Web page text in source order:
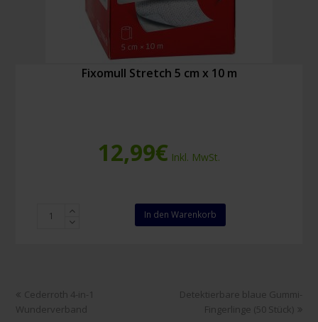
Fixomull Stretch 5 cm x 10 m
12,99€ Inkl. MwSt.
Fixomull
m
Menge
In den Warenkorb
vorheriger
Beitrag:
Cederroth 4-in-1
Wunderverband
Nächster
Beitrag:
Detektierbare blaue Gummi-
Fingerlinge (50 Stück)